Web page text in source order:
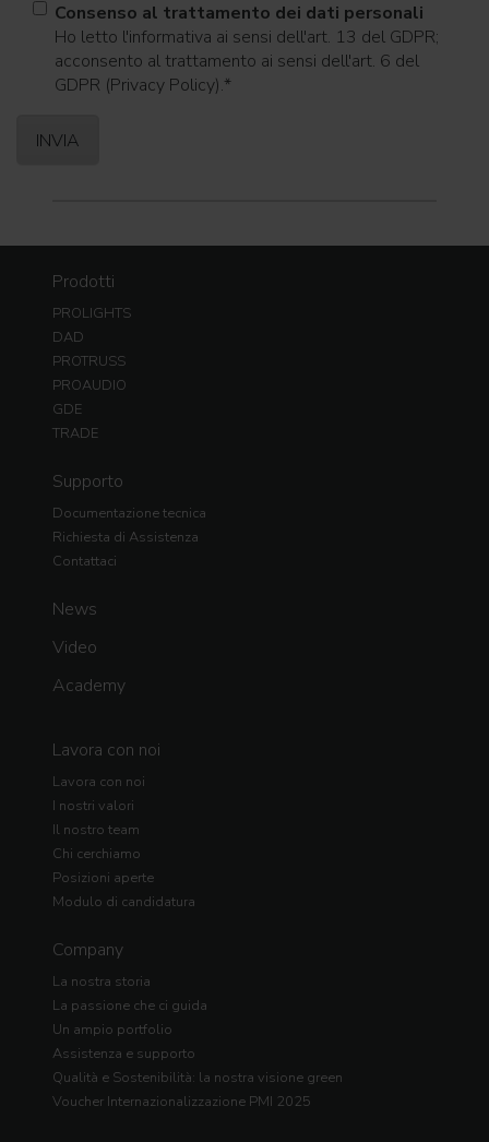
Consenso al trattamento dei dati personali
Ho letto l'informativa ai sensi dell'art. 13 del GDPR;
acconsento al trattamento ai sensi dell'art. 6 del
GDPR (Privacy Policy).*
Prodotti
PROLIGHTS
DAD
PROTRUSS
PROAUDIO
GDE
TRADE
Supporto
Documentazione tecnica
Richiesta di Assistenza
Contattaci
News
Video
Academy
Lavora con noi
Lavora con noi
I nostri valori
Il nostro team
Chi cerchiamo
Posizioni aperte
Modulo di candidatura
Company
La nostra storia
La passione che ci guida
Un ampio portfolio
Assistenza e supporto
Qualità e Sostenibilità: la nostra visione green
Voucher Internazionalizzazione PMI 2025